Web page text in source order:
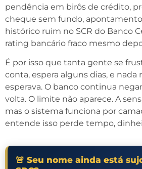
pendência em birôs de crédito,
cheque sem fundo,
histórico ruim no SCR do Banco
rating bancário fraco mesmo
É por isso que tanta gente se
conta, espera alguns dias, e nada
esperava. O banco continua
volta. O limite não aparece. A
mas o sistema funciona por
entende isso perde tempo,
🚨 Seu nome ainda está